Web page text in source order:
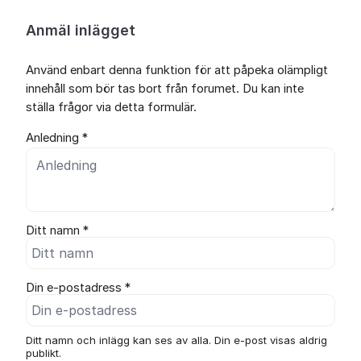
Anmäl inlägget
Använd enbart denna funktion för att påpeka olämpligt
innehåll som bör tas bort från forumet. Du kan inte
ställa frågor via detta formulär.
Anledning *
Ditt namn *
Din e-postadress *
Ditt namn och inlägg kan ses av alla. Din e-post visas aldrig
publikt.